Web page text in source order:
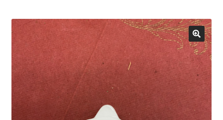
Kassa
Kauppa
Oma tili
Ostoskori